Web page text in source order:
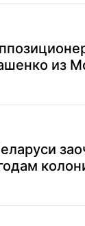
из